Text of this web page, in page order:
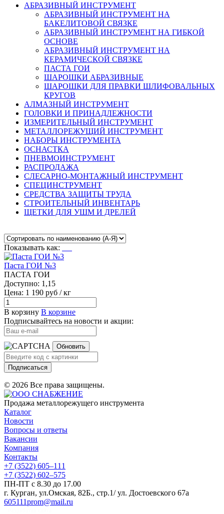
АБРАЗИВНЫЙ ИНСТРУМЕНТ
АБРАЗИВНЫЙ ИНСТРУМЕНТ НА
БАКЕЛИТОВОЙ СВЯЗКЕ
АБРАЗИВНЫЙ ИНСТРУМЕНТ НА ГИБКОЙ
ОСНОВЕ
АБРАЗИВНЫЙ ИНСТРУМЕНТ НА
КЕРАМИЧЕСКОЙ СВЯЗКЕ
ПАСТА ГОИ
ШАРОШКИ АБРАЗИВНЫЕ
ШАРОШКИ ДЛЯ ПРАВКИ ШЛИФОВАЛЬНЫХ
КРУГОВ
АЛМАЗНЫЙ ИНСТРУМЕНТ
ГОЛОВКИ И ПРИНАДЛЕЖНОСТИ
ИЗМЕРИТЕЛЬНЫЙ ИНСТРУМЕНТ
МЕТАЛЛОРЕЖУЩИЙ ИНСТРУМЕНТ
НАБОРЫ ИНСТРУМЕНТА
ОСНАСТКА
ПНЕВМОИНСТРУМЕНТ
РАСПРОДАЖА
СЛЕСАРНО-МОНТАЖНЫЙ ИНСТРУМЕНТ
СПЕЦИНСТРУМЕНТ
СРЕДСТВА ЗАЩИТЫ ТРУДА
СТРОИТЕЛЬНЫЙ ИНВЕНТАРЬ
ЩЕТКИ ДЛЯ УШМ И ДРЕЛЕЙ
Показывать как:
Паста ГОИ №3
ПАСТА ГОИ
Доступно: 1,15
Цена: 1 190 руб / кг
В корзину В корзине
Подписывайтесь на новости и акции:
Обновить
Подписаться
© 2026 Все права защищены.
Продажа металлорежущего инструмента
Каталог
Новости
Вопросы и ответы
Вакансии
Компания
Контакты
+7 (3522) 605‒111
+7 (3522) 602‒575
ПН-ПТ с 8.30 до 17.00
г. Курган, ул.Омская, 82Б., стр.1/ ул. Достоевского 67а
605111prom@mail.ru